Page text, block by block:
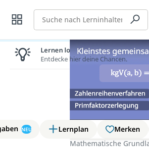
Suche
NEU Lernplan Merken
Mathematische
Lernen lohnt sich!
Entdecke hier deine Chancen.